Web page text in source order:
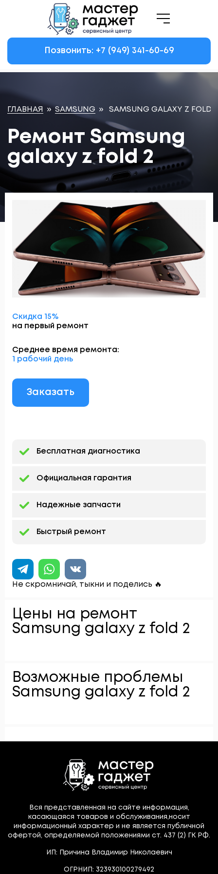
Позвонить: +7 (949) 341-60-69
ГЛАВНАЯ » SAMSUNG » SAMSUNG GALAXY Z FOLD 2
Ремонт Samsung
galaxy z fold 2
Скидка 15%
на первый ремонт
Среднее время ремонта:
1 рабочий день
Заказать
Бесплатная диагностика
Официальная гарантия
Надежные запчасти
Быстрый ремонт
Не скромничай, тыкни и поделись 🔥
Цены на ремонт
Samsung galaxy z fold 2
Возможные проблемы
Samsung galaxy z fold 2
Вся представленная на сайте информация,
касающаяся товаров и обслуживания,носит
информационный характер и не является публичной
офертой, определяемой положениями ст. 437 (2) ГК РФ.
ИП: Причина Владимир Николаевич
ОГРНИП: 323930100279492